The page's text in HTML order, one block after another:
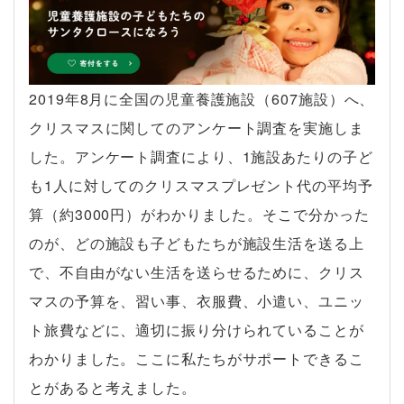
2019年8月に全国の児童養護施設（607施設）へ、
クリスマスに関してのアンケート調査を実施しま
した。アンケート調査により、1施設あたりの子ど
も1人に対してのクリスマスプレゼント代の平均予
算（約3000円）がわかりました。そこで分かった
のが、どの施設も子どもたちが施設生活を送る上
で、不自由がない生活を送らせるために、クリス
マスの予算を、習い事、衣服費、小遣い、ユニッ
ト旅費などに、適切に振り分けられていることが
わかりました。ここに私たちがサポートできるこ
とがあると考えました。